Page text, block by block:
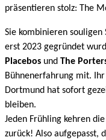
präsentieren stolz: The
Sie kombinieren souligen
erst 2023 gegründet
Placebos und The
Bühnenerfahrung mit.
Dortmund hat sofort
bleiben.
Jeden Frühling kehren
zurück! Also aufgepasst,